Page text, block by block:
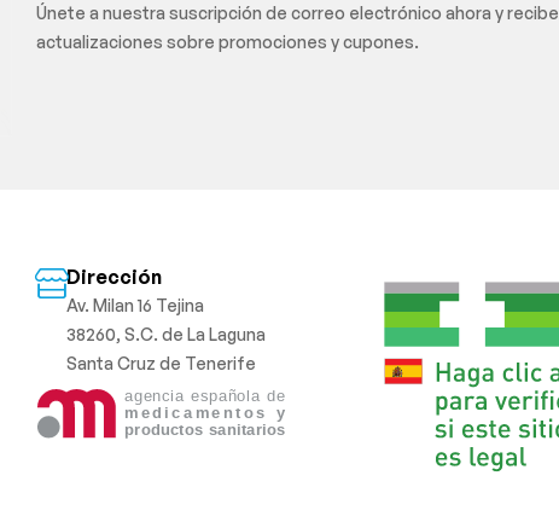
Únete a nuestra suscripción de correo electrónico ahora y recibe
actualizaciones sobre promociones y cupones.
Dirección
Av. Milan 16 Tejina
38260, S.C. de La Laguna
Santa Cruz de Tenerife